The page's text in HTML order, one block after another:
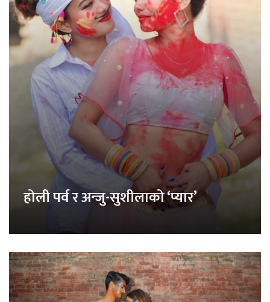
होली पर्व र अन्जु-सुशीलाको ‘प्यार’